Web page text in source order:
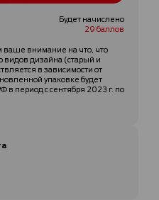
Будет начислено
29 баллов
внимание на что, что
видов дизайна (старый и
в зависимости от
упаковке будет
в период с сентября 2023 г. по